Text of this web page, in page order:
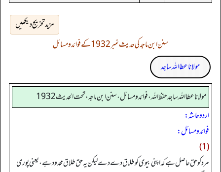
مزید تخریج دیکھیں
سنن ابن ماجہ کی حدیث نمبر 1932 کے فوائد و مسائل
مولانا عطا اللہ ساجد
مولانا عطا الله ساجد حفظ الله، فوائد و مسائل، سنن ابن ماجه، تحت الحديث1932
اردو حاشہ:
فوائد و مسائل:
(1)
مرد کو حق حاصل ہے کہ اپنی بیوی کو طلاق دے دے لیکن یہ حق طلاق محدود ہے، یعنی پوری